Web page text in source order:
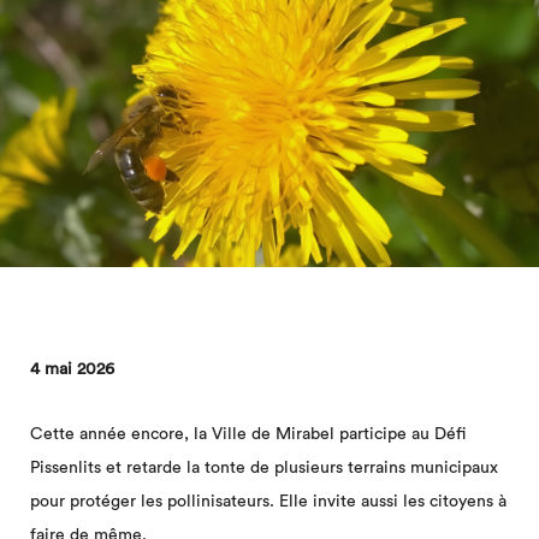
4 mai 2026
Cette année encore, la Ville de Mirabel participe au Défi
Pissenlits et retarde la tonte de plusieurs terrains municipaux
pour protéger les pollinisateurs. Elle invite aussi les citoyens à
faire de même.